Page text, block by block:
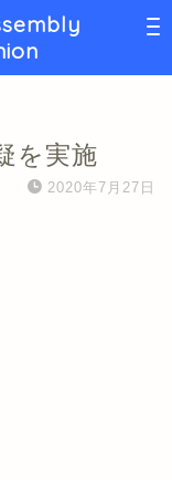
を実施
2020年7月27日